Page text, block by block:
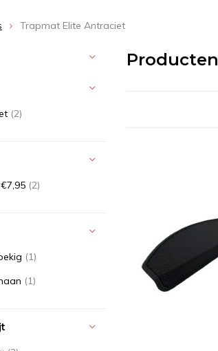
Trapmat Elite Antraciet
(2)
(2)
(1)
(1)